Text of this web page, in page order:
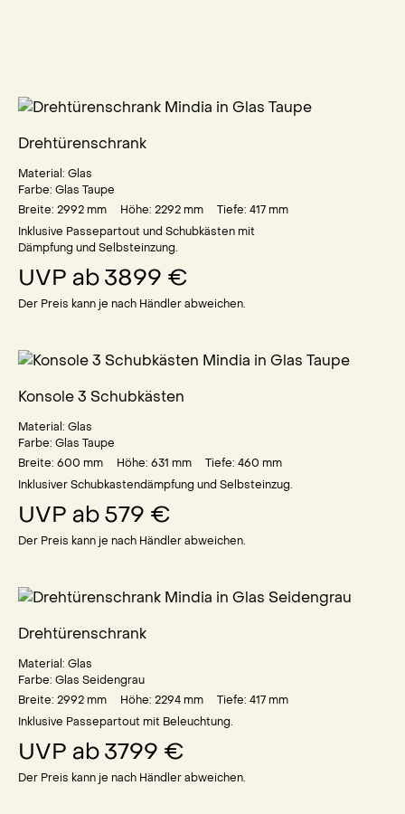
Drehtürenschrank
Material: Glas
Farbe: Glas Taupe
Breite: 2992 mm Höhe: 2292 mm Tiefe: 417 mm
Inklusive Passepartout und Schubkästen mit
Dämpfung und Selbsteinzung.
UVP ab3899 €
Der Preis kann je nach Händler abweichen.
Konsole 3 Schubkästen
Material: Glas
Farbe: Glas Taupe
Breite: 600 mm Höhe: 631 mm Tiefe: 460 mm
Inklusiver Schubkastendämpfung und Selbsteinzug.
UVP ab579 €
Der Preis kann je nach Händler abweichen.
Drehtürenschrank
Material: Glas
Farbe: Glas Seidengrau
Breite: 2992 mm Höhe: 2294 mm Tiefe: 417 mm
Inklusive Passepartout mit Beleuchtung.
UVP ab3799 €
Der Preis kann je nach Händler abweichen.